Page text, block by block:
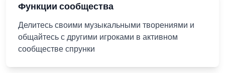
Функции сообщества
Делитесь своими музыкальными творениями и
общайтесь с другими игроками в активном
сообществе спрунки